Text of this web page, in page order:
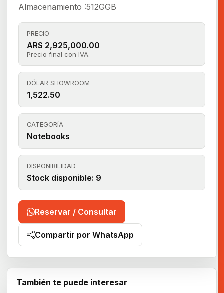
Almacenamiento :512GGB
PRECIO
ARS 2,925,000.00
Precio final con IVA.
DÓLAR SHOWROOM
1,522.50
CATEGORÍA
Notebooks
DISPONIBILIDAD
Stock disponible: 9
Reservar / Consultar
Compartir por WhatsApp
También te puede interesar